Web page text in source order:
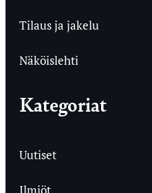
Tilaus ja jakelu
Näköislehti
Kategoriat
Uutiset
Ilmiöt